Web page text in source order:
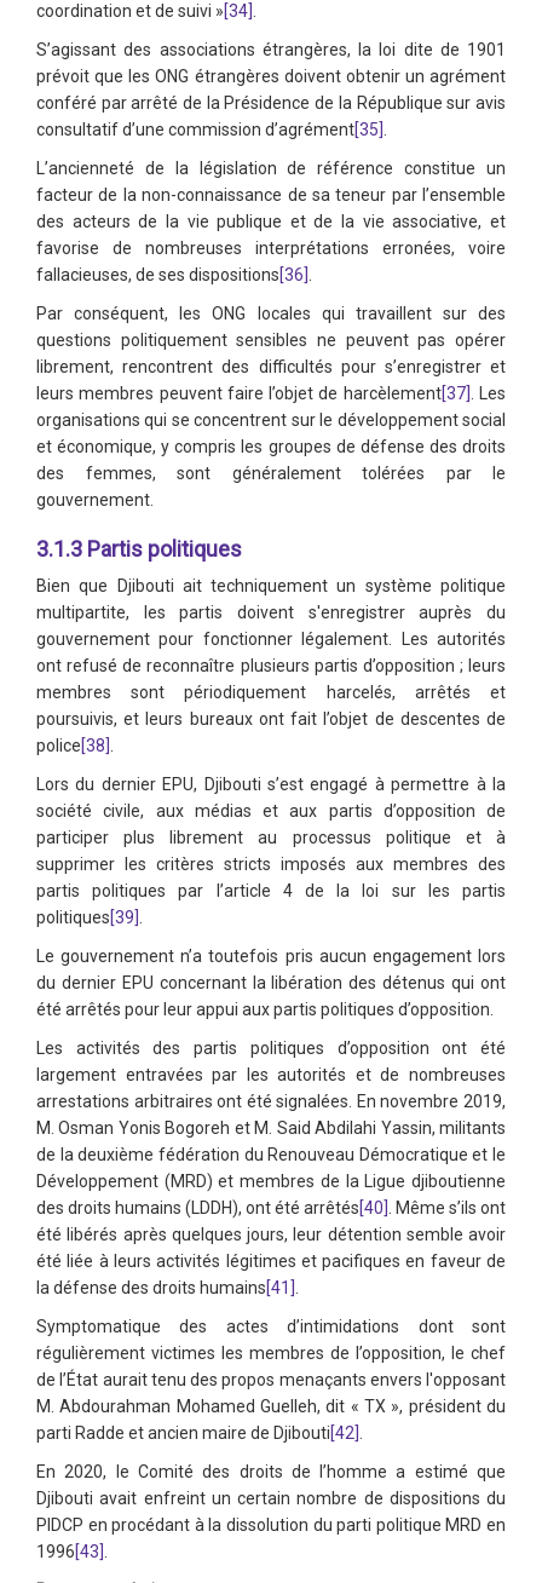
coordination et de suivi »[34] .
S’agissant des associations étrangères, la loi dite de 1901
prévoit que les ONG étrangères doivent obtenir un agrément
conféré par arrêté de la Présidence de la République sur avis
consultatif d’une commission d’agrément[35] .
L’ancienneté de la législation de référence constitue un
facteur de la non-connaissance de sa teneur par l’ensemble
des acteurs de la vie publique et de la vie associative, et
favorise de nombreuses interprétations erronées, voire
fallacieuses, de ses dispositions[36] .
Par conséquent, les ONG locales qui travaillent sur des
questions politiquement sensibles ne peuvent pas opérer
librement, rencontrent des difficultés pour s’enregistrer et
leurs membres peuvent faire l’objet de harcèlement[37] . Les
organisations qui se concentrent sur le développement social
et économique, y compris les groupes de défense des droits
des femmes, sont généralement tolérées par le
gouvernement. ​​​​​​
3.1.3 Partis politiques
Bien que Djibouti ait techniquement un système politique
multipartite, les partis doivent s'enregistrer auprès du
gouvernement pour fonctionner légalement. Les autorités
ont refusé de reconnaître plusieurs partis d’opposition ; leurs
membres sont périodiquement harcelés, arrêtés et
poursuivis, et leurs bureaux ont fait l’objet de descentes de
police[38] .
Lors du dernier EPU, Djibouti s’est engagé à permettre à la
société civile, aux médias et aux partis d’opposition de
participer plus librement au processus politique et à
supprimer les critères stricts imposés aux membres des
partis politiques par l’article 4 de la loi sur les partis
politiques[39] .
Le gouvernement n’a toutefois pris aucun engagement lors
du dernier EPU concernant la libération des détenus qui ont
été arrêtés pour leur appui aux partis politiques d’opposition.
Les activités des partis politiques d’opposition ont été
largement entravées par les autorités et de nombreuses
arrestations arbitraires ont été signalées. En novembre 2019,
M. Osman Yonis Bogoreh et M. Said Abdilahi Yassin, militants
de la deuxième fédération du Renouveau Démocratique et le
Développement (MRD) et membres de la Ligue djiboutienne
des droits humains (LDDH), ont été arrêtés[40] . Même s’ils ont
été libérés après quelques jours, leur détention semble avoir
été liée à leurs activités légitimes et pacifiques en faveur de
la défense des droits humains[41] .
Symptomatique des actes d’intimidations dont sont
régulièrement victimes les membres de l’opposition, le chef
de l’État aurait tenu des propos menaçants envers l'opposant
M. Abdourahman Mohamed Guelleh, dit « TX », président du
parti Radde et ancien maire de Djibouti[42] .
En 2020, le Comité des droits de l’homme a estimé que
Djibouti avait enfreint un certain nombre de dispositions du
PIDCP en procédant à la dissolution du parti politique MRD en
1996[43] .